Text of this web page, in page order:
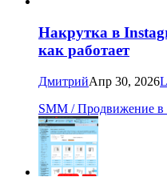
Накрутка в
как работает
ДмитрийАпр 30, 2026
SMM / Продвижение в